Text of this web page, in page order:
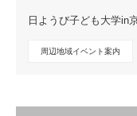
日ようび子ども大学in
周辺地域イベント案内